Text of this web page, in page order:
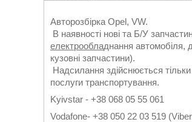
Авторозбірка Opel, VW.
В наявності нові та Б/У
електрообладнання автомобіля,
кузовні запчастини).
Надсилання здійснюється
послуги транспортування.
Kyivstar - +38 068 05 55 061
Vodafone- +38 050 22 03 519